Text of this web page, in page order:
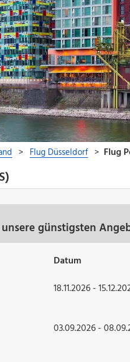
günstigsten
Datum
18.11.2026 -
03.09.2026 -